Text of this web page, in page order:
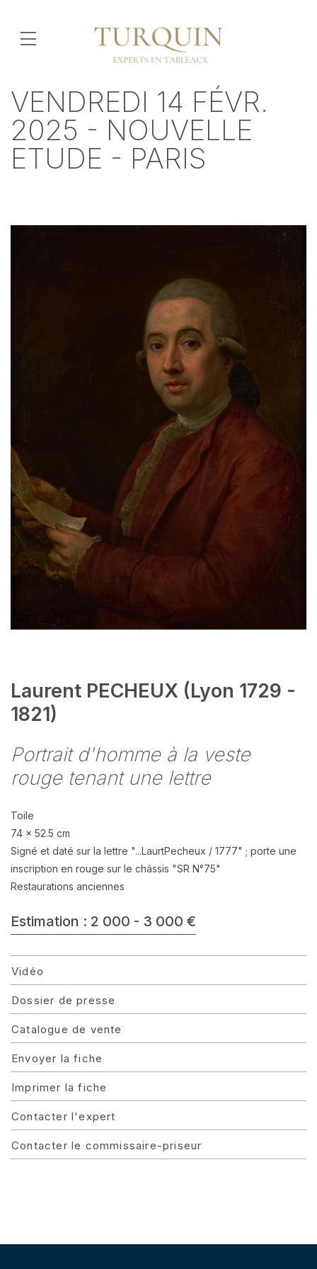
VENDREDI 14 FÉVR.
2025 - NOUVELLE
ETUDE - PARIS
Laurent PECHEUX (Lyon 1729 -
1821)
Portrait d'homme à la veste
rouge tenant une lettre
Toile
74 x 52.5 cm
Signé et daté sur la lettre "...LaurtPecheux / 1777" ; porte une
inscription en rouge sur le châssis "SR N°75"
Restaurations anciennes
Estimation : 2 000 - 3 000 €
Vidéo
Dossier de presse
Catalogue de vente
Envoyer la fiche
Imprimer la fiche
Contacter l'expert
Contacter le commissaire-priseur